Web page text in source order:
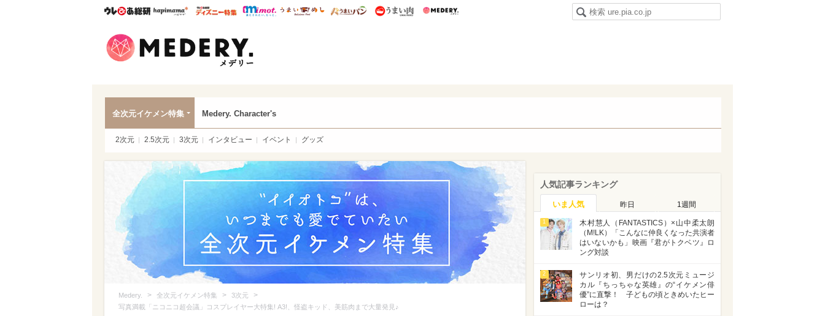
ウレぴあ総研ハピママ* ウレぴあ総研 ディズニー特集
mimot. うまいめし うまいパン うまい肉
全次元イケメン特集 Medery. Character's
2次元 2.5次元 3次元 インタビュー イベント グッズ
Medery. > 全次元イケメン特集 > 3次元 >
写真満載「ニコニコ超会議」コスプレイヤー大特集! A3!、怪盗キッド、美筋肉まで大量発見♪
人気記事ランキング
いま人気 昨日 1週間
1
木村慧人（FANTASTICS）×山中柔太朗
（M!LK）「こんなに仲良くなった共演者
はいないかも」映画『君がトクベツ』ロ
ング対談
2
サンリオ初、男だけの2.5次元ミュージ
カル『ちっちゃな英雄』の“イケメン俳
優”に直撃！ 子どもの頃ときめいたヒー
ローは？